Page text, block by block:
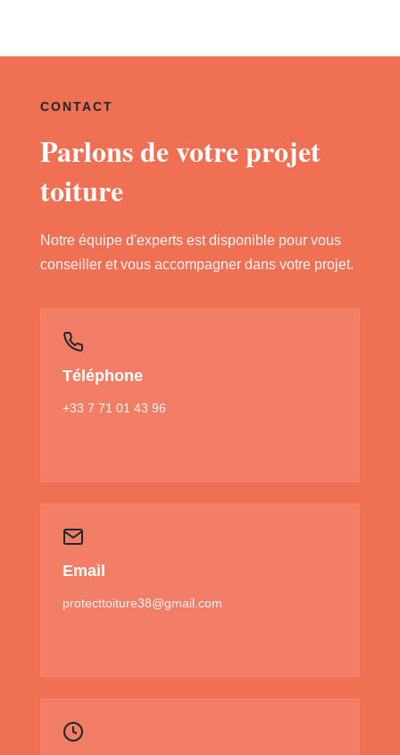
CONTACT
Parlons de votre projet
toiture
Notre équipe d'experts est disponible pour vous
conseiller et vous accompagner dans votre projet.
Téléphone
+33 7 71 01 43 96
Email
protecttoiture38@gmail.com